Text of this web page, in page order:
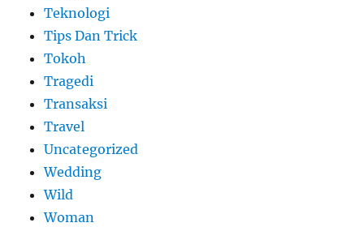
Teknologi
Tips Dan Trick
Tokoh
Tragedi
Transaksi
Travel
Uncategorized
Wedding
Wild
Woman